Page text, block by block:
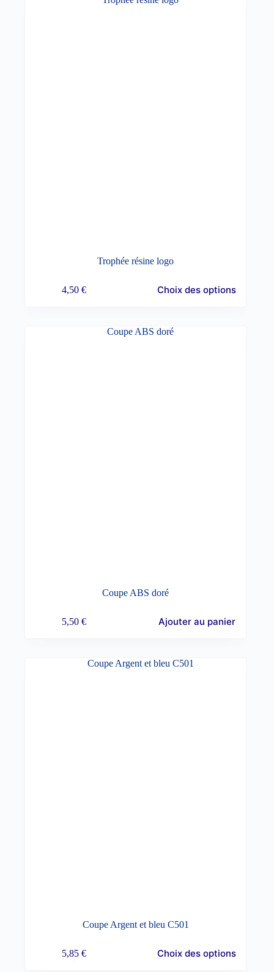
Trophée résine logo
4,50€ Choix des options
Coupe ABS doré
5,50€ Ajouter au panier
Coupe Argent et bleu C501
5,85€ Choix des options